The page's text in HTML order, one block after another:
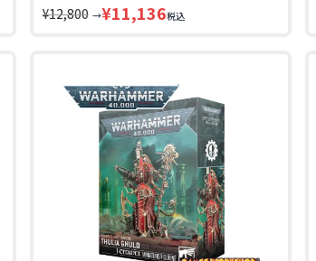
WARHAMMER The Old World 06-215
¥12,800 →¥11,136税込